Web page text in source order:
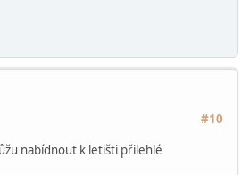
#10
nabídnout k letišti přilehlé